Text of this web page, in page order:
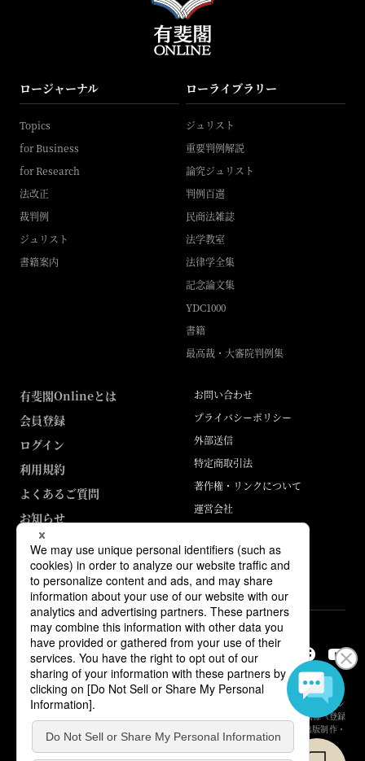
ロージャーナル
Topics
for Business
for Research
法改正
裁判例
ジュリスト
書籍案内
ローライブラリー
ジュリスト
重要判例解説
論究ジュリスト
判例百選
民商法雑誌
法学教室
法律学全集
記念論文集
YDC1000
書籍
最高裁・大審院判例集
有斐閣Onlineとは
会員登録
ログイン
利用規約
よくあるご質問
お知らせ
お問い合わせ
プライバシーポリシー
外部送信
特定商取引法
著作権・リンクについて
運営会社
ABJマークは、この電子書店・電子書籍配信サービスが、著作権者からコン
テンツ使用許諾を得た正規版配信サービスであることを示す登録商標（登録
番号 第6091713号）です。詳しくは［ABJマーク］または［電子出版制作・
流通協議会］で検索してください。